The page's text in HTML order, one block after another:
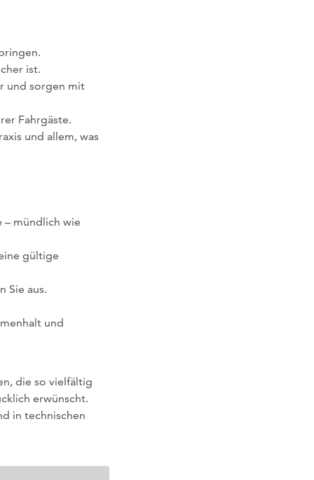
ist.
und sorgen mit
Fahrgäste.
und allem, was
– mündlich wie
gültige
Sie aus.
und
die so vielfältig
erwünscht.
in technischen